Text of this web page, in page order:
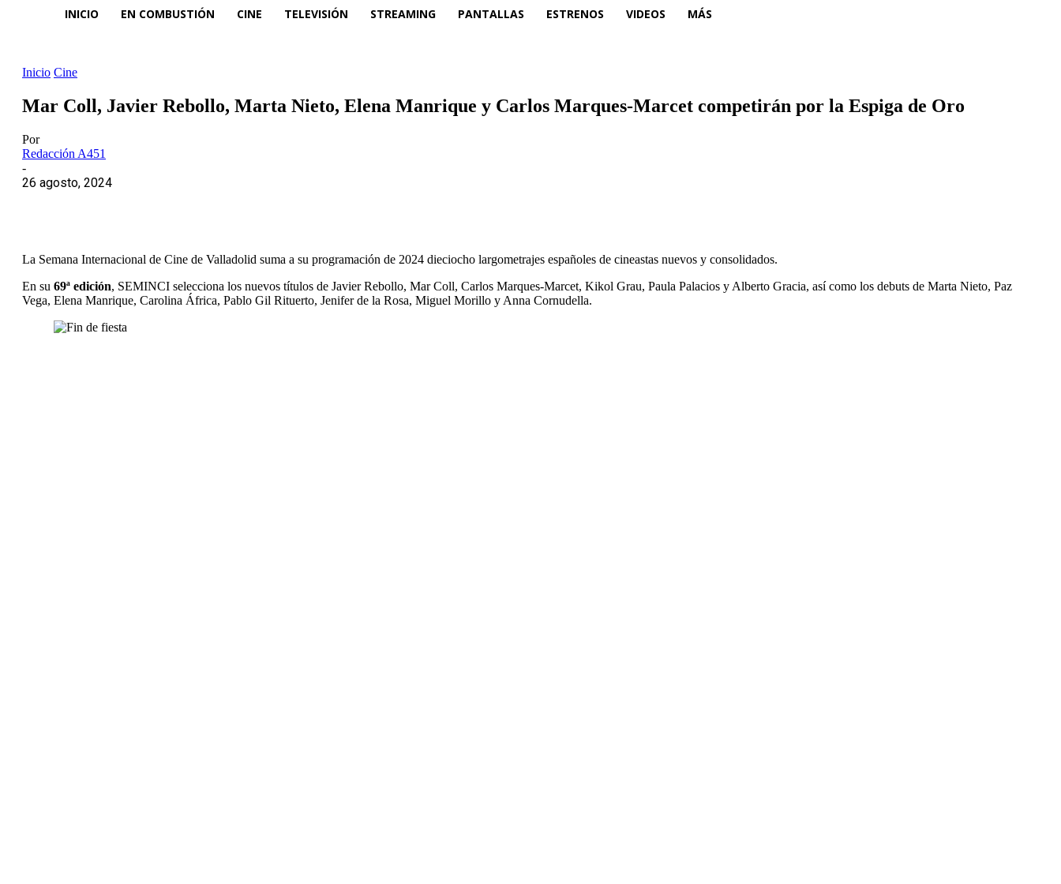
INICIO EN COMBUSTIÓN CINE TELEVISIÓN STREAMING PANTALLAS ESTRENOS VIDEOS MÁS
Inicio Cine
Mar Coll, Javier Rebollo, Marta Nieto, Elena Manrique y Carlos Marques-Marcet competirán por la Espiga de Oro
Por
Redacción A451
-
26 agosto, 2024
La Semana Internacional de Cine de Valladolid suma a su programación de 2024 dieciocho largometrajes españoles de cineastas nuevos y consolidados.
En su 69ª edición, SEMINCI selecciona los nuevos títulos de Javier Rebollo, Mar Coll, Carlos Marques-Marcet, Kikol Grau, Paula Palacios y Alberto Gracia, así como los debuts de Marta Nieto, Paz
Vega, Elena Manrique, Carolina África, Pablo Gil Rituerto, Jenifer de la Rosa, Miguel Morillo y Anna Cornudella.